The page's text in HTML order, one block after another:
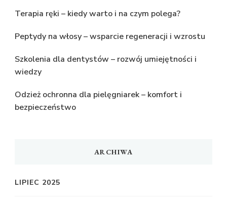
Terapia ręki – kiedy warto i na czym polega?
Peptydy na włosy – wsparcie regeneracji i wzrostu
Szkolenia dla dentystów – rozwój umiejętności i
wiedzy
Odzież ochronna dla pielęgniarek – komfort i
bezpieczeństwo
ARCHIWA
LIPIEC 2025